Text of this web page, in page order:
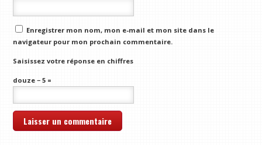
Enregistrer mon nom, mon e-mail et mon site dans le
navigateur pour mon prochain commentaire.
Saisissez votre réponse en chiffres
douze − 5 =